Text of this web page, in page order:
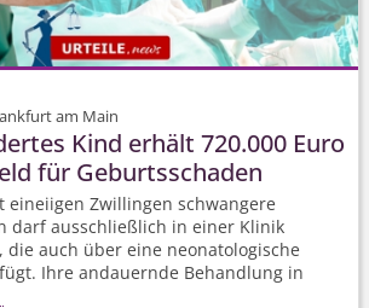
am Main
Kind erhält 720.000 Euro
für Geburtsschaden
eineiigen Zwillingen schwangere
darf ausschließlich in einer Klinik
auch über eine neonatologische
Ihre andauernde Behandlung in